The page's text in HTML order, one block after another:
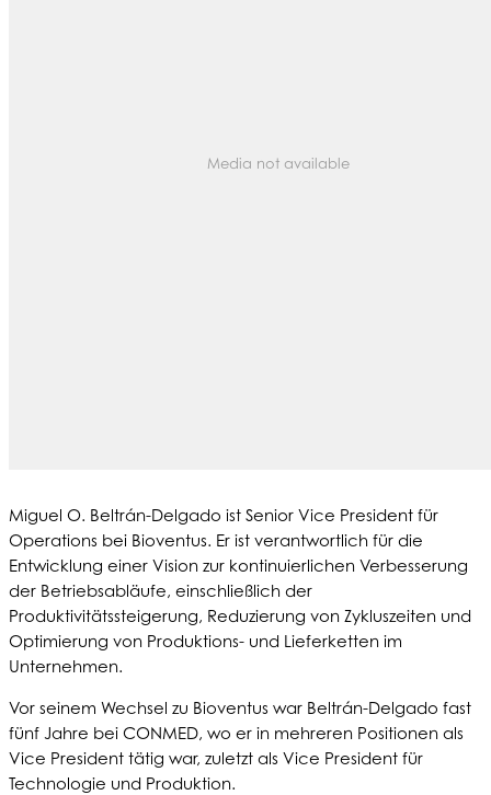
Media not available
Miguel O. Beltrán-Delgado ist Senior Vice President für
Operations bei Bioventus. Er ist verantwortlich für die
Entwicklung einer Vision zur kontinuierlichen Verbesserung
der Betriebsabläufe, einschließlich der
Produktivitätssteigerung, Reduzierung von Zykluszeiten und
Optimierung von Produktions- und Lieferketten im
Unternehmen.
Vor seinem Wechsel zu Bioventus war Beltrán-Delgado fast
fünf Jahre bei CONMED, wo er in mehreren Positionen als
Vice President tätig war, zuletzt als Vice President für
Technologie und Produktion.